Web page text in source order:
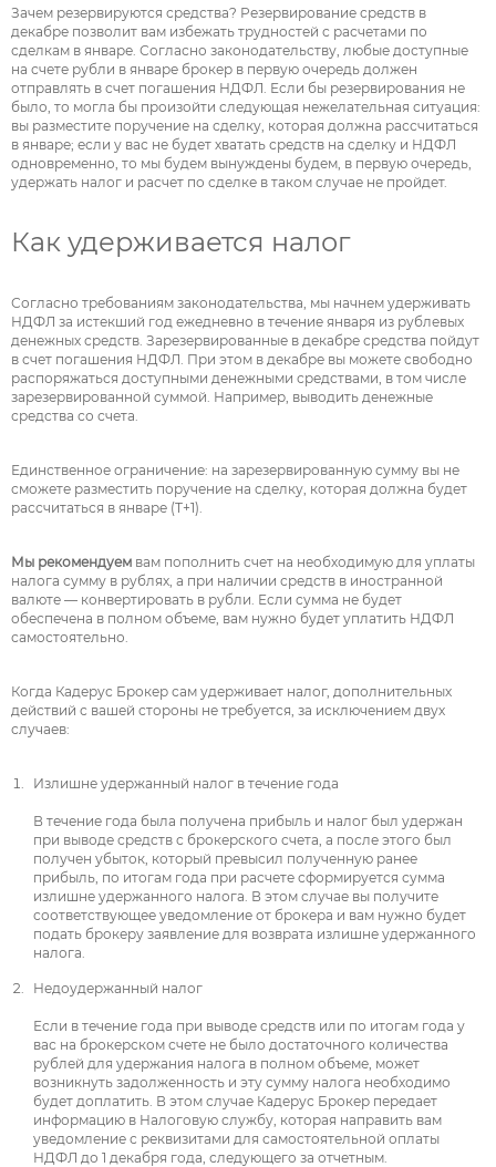
Зачем резервируются средства? Резервирование средств в
декабре позволит вам избежать трудностей с расчетами по
сделкам в январе. Согласно законодательству, любые доступные
на счете рубли в январе брокер в первую очередь должен
отправлять в счет погашения НДФЛ. Если бы резервирования не
было, то могла бы произойти следующая нежелательная ситуация:
вы разместите поручение на сделку, которая должна рассчитаться
в январе; если у вас не будет хватать средств на сделку и НДФЛ
одновременно, то мы будем вынуждены будем, в первую очередь,
удержать налог и расчет по сделке в таком случае не пройдет.
Как удерживается налог
Согласно требованиям законодательства, мы начнем удерживать
НДФЛ за истекший год ежедневно в течение января из рублевых
денежных средств. Зарезервированные в декабре средства пойдут
в счет погашения НДФЛ. При этом в декабре вы можете свободно
распоряжаться доступными денежными средствами, в том числе
зарезервированной суммой. Например, выводить денежные
средства со счета.
Единственное ограничение: на зарезервированную сумму вы не
сможете разместить поручение на сделку, которая должна будет
рассчитаться в январе (Т+1).
Мы рекомендуем вам пополнить счет на необходимую для уплаты
налога сумму в рублях, а при наличии средств в иностранной
валюте — конвертировать в рубли. Если сумма не будет
обеспечена в полном объеме, вам нужно будет уплатить НДФЛ
самостоятельно.
Когда Кадерус Брокер сам удерживает налог, дополнительных
действий с вашей стороны не требуется, за исключением двух
случаев:
Излишне удержанный налог в течение года
В течение года была получена прибыль и налог был удержан
при выводе средств с брокерского счета, а после этого был
получен убыток, который превысил полученную ранее
прибыль, по итогам года при расчете сформируется сумма
излишне удержанного налога. В этом случае вы получите
соответствующее уведомление от брокера и вам нужно будет
подать брокеру заявление для возврата излишне удержанного
налога.
Недоудержанный налог
Если в течение года при выводе средств или по итогам года у
вас на брокерском счете не было достаточного количества
рублей для удержания налога в полном объеме, может
возникнуть задолженность и эту сумму налога необходимо
будет доплатить. В этом случае Кадерус Брокер передает
информацию в Налоговую службу, которая направить вам
уведомление с реквизитами для самостоятельной оплаты
НДФЛ до 1 декабря года, следующего за отчетным.